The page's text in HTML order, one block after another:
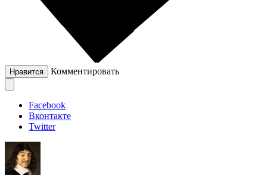
Нравится Комментировать
Facebook
Вконтакте
Twitter